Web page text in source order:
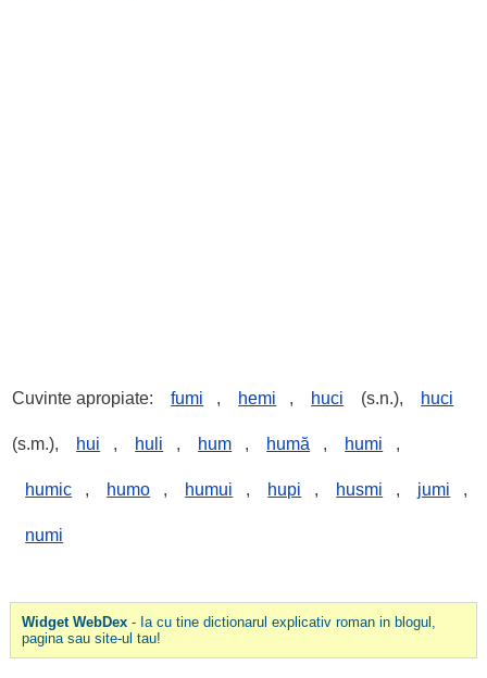
Cuvinte apropiate: fumi , hemi , huci (s.n.), huci
(s.m.), hui , huli , hum , humă , humi ,
humic , humo , humui , hupi , husmi , jumi ,
numi
Widget WebDex- Ia cu tine dictionarul explicativ roman in blogul,
pagina sau site-ul tau!